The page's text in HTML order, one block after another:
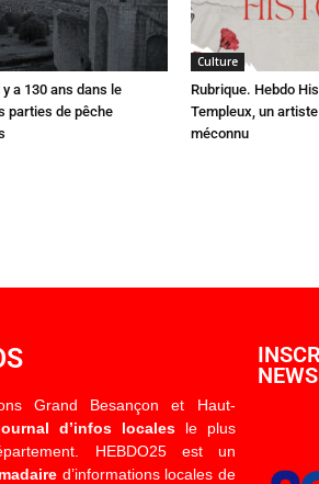
a 130 ans dans le
parties de pêche
Culture
Rubrique. Hebdo
Templeux, un
méconnu
Grand Besançon et Haut-
d’infos localesle plus
HEBDO25 est un
d’informations locales de